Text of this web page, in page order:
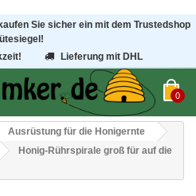
Sie sicher ein mit dem Trustedshop
Lieferung mit DHL
0
Ausrüstung für die Honigernte
Honig-Rührspirale groß für auf die